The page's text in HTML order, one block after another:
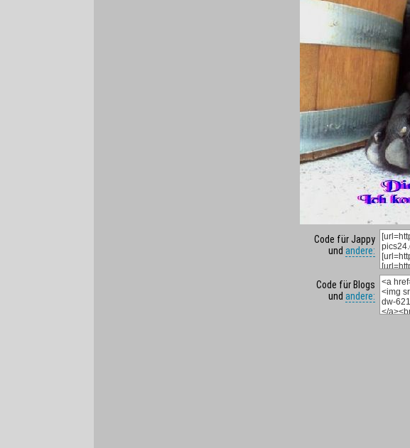
Code für Jappy
und andere:
Code für Blogs
und andere: